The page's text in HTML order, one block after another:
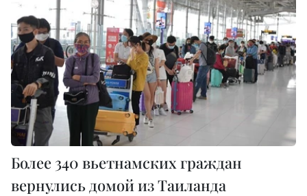
Более 340 вьетнамских граждан
вернулись домой из Таиланда